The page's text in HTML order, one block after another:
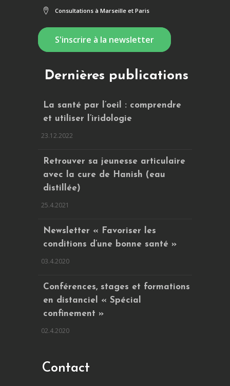
Consultations à Marseille et Paris
S'inscrire à la newsletter
Dernières publications
La santé par l’oeil : comprendre
et utiliser l’iridologie
23.12.2022
Retrouver sa jeunesse articulaire
avec la cure de Hanish (eau
distillée)
25.4.2021
Newsletter « Favoriser les
conditions d’une bonne santé »
03.4.2020
Conférences, stages et formations
en distanciel « Spécial
confinement »
02.4.2020
Contact